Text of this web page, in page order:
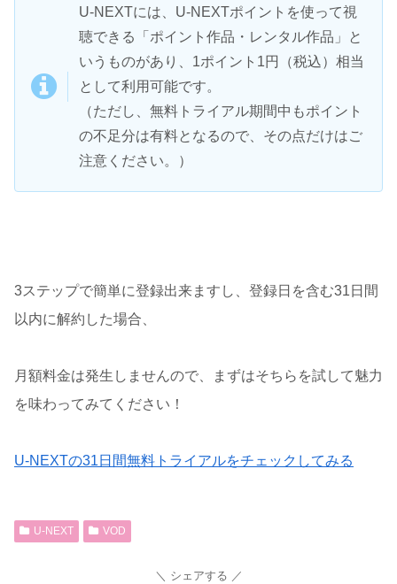
U-NEXTには、U-NEXTポイントを使って視
聴できる「ポイント作品・レンタル作品」と
いうものがあり、1ポイント1円（税込）相当
として利用可能です。
（ただし、無料トライアル期間中もポイント
の不足分は有料となるので、その点だけはご
注意ください。）
3ステップで簡単に登録出来ますし、登録日を含む31日間
以内に解約した場合、
月額料金は発生しませんので、まずはそちらを試して魅力
を味わってみてください！
U-NEXTの31日間無料トライアルをチェックしてみる
U-NEXT VOD
シェアする